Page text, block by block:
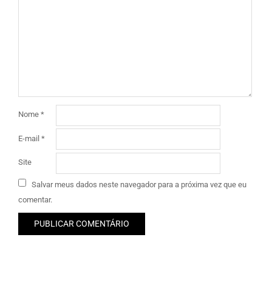
Nome *
E-mail *
Site
Salvar meus dados neste navegador para a próxima vez que eu
comentar.